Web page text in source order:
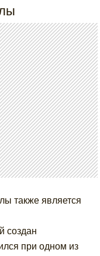
также является
создан
при одном из